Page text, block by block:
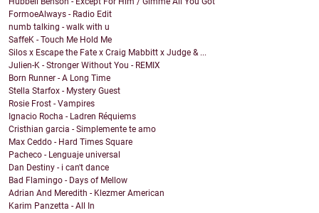
FormoeAlways - Radio Edit
numb talking - walk with u
SaffeK - Touch Me Hold Me
Silos x Escape the Fate x Craig Mabbitt x Judge & ...
Julien-K - Stronger Without You - REMIX
Born Runner - A Long Time
Stella Starfox - Mystery Guest
Rosie Frost - Vampires
Ignacio Rocha - Ladren Réquiems
Cristhian garcia - Simplemente te amo
Max Ceddo - Hard Times Square
Pacheco - Lenguaje universal
Dan Destiny - i can't dance
Bad Flamingo - Days of Mellow
Adrian And Meredith - Klezmer American
Karim Panzetta - All In